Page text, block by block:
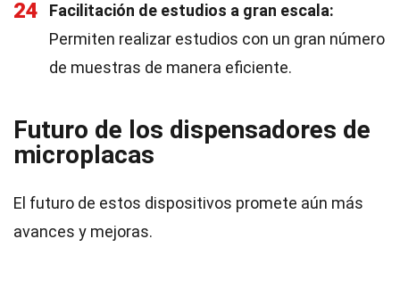
24
Facilitación de estudios a gran escala:
Permiten realizar estudios con un gran número
de muestras de manera eficiente.
Futuro de los dispensadores de
microplacas
El futuro de estos dispositivos promete aún más
avances y mejoras.